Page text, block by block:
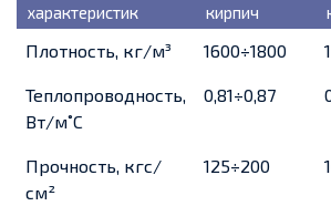
характеристик
кирпич
Плотность, кг/м³ 1600÷1800
Теплопроводность,
Вт/м˚С
0,81÷0,87
Прочность, кгс/
см²
125÷200